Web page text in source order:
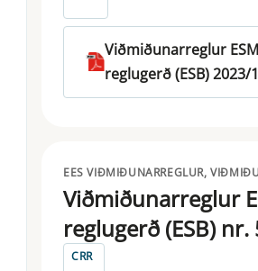
Viðmiðunarreglur
reglugerð (ESB)
EES VIÐMIÐUNARREGLUR,
Viðmiðunarreglur
reglugerð (ESB) nr.
CRR